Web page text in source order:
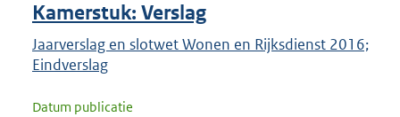
uw
keuze
te
Kamerstuk: Verslag
Jaarverslag en slotwet Wonen en Rijksdienst 2016;
Eindverslag
Datum publicatie